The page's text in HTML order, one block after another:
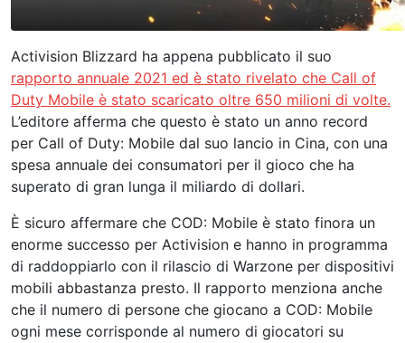
Activision Blizzard ha appena pubblicato il suo
rapporto annuale 2021 ed è stato rivelato che Call of
Duty Mobile è stato scaricato oltre 650 milioni di volte.
L’editore afferma che questo è stato un anno record
per Call of Duty: Mobile dal suo lancio in Cina, con una
spesa annuale dei consumatori per il gioco che ha
superato di gran lunga il miliardo di dollari.
È sicuro affermare che COD: Mobile è stato finora un
enorme successo per Activision e hanno in programma
di raddoppiarlo con il rilascio di Warzone per dispositivi
mobili abbastanza presto. Il rapporto menziona anche
che il numero di persone che giocano a COD: Mobile
ogni mese corrisponde al numero di giocatori su